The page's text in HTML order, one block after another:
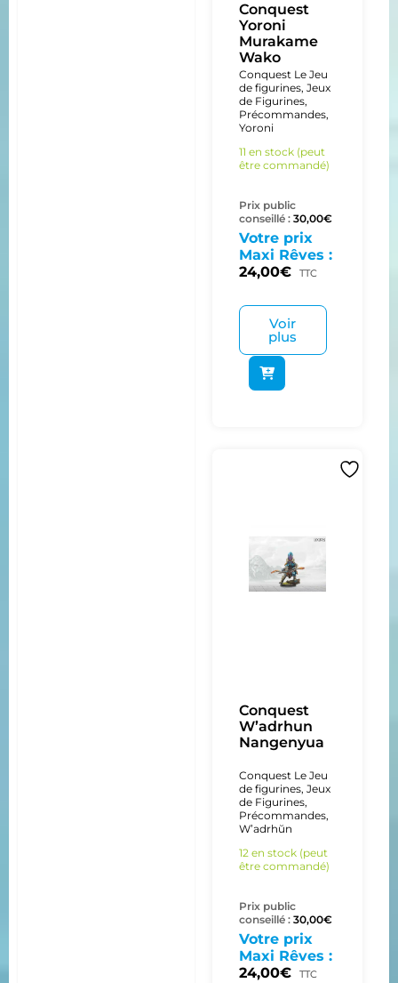
Conquest
Yoroni
Murakame
Wako
Conquest Le Jeu
de figurines, Jeux
de Figurines,
Précommandes,
Yoroni
11 en stock (peut
être commandé)
Prix public
conseillé : 30,00€
Votre prix
Maxi Rêves :
24,00€ TTC
Voir
plus
Conquest
W’adrhun
Nangenyua
Conquest Le Jeu
de figurines, Jeux
de Figurines,
Précommandes,
W’adrhŭn
12 en stock (peut
être commandé)
Prix public
conseillé : 30,00€
Votre prix
Maxi Rêves :
24,00€ TTC